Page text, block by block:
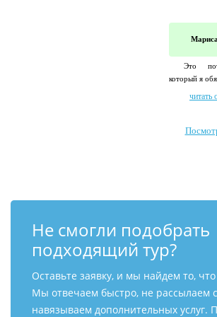
Это
который я
читать
Не смогли подобрать
подходящий тур?
Оставьте заявку, и мы найдем то,
Мы отвечаем быстро, не рассылаем
навязываем дополнительных услуг.